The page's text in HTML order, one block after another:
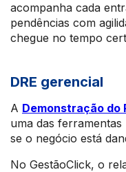
acompanha cada
pendências com
chegue no tempo
DRE gerencial
A Demonstração do
uma das
se o negócio está
No GestãoClick, o